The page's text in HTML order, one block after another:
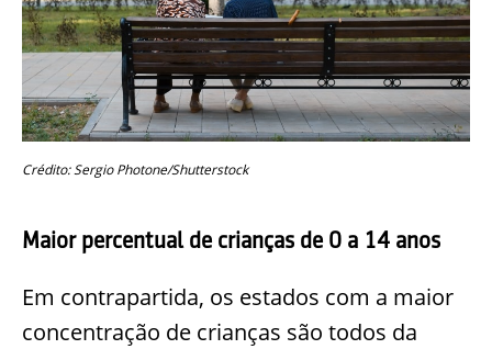
Crédito: Sergio Photone/Shutterstock
Maior percentual de crianças de 0 a 14 anos
Em contrapartida, os estados com a maior
concentração de crianças são todos da